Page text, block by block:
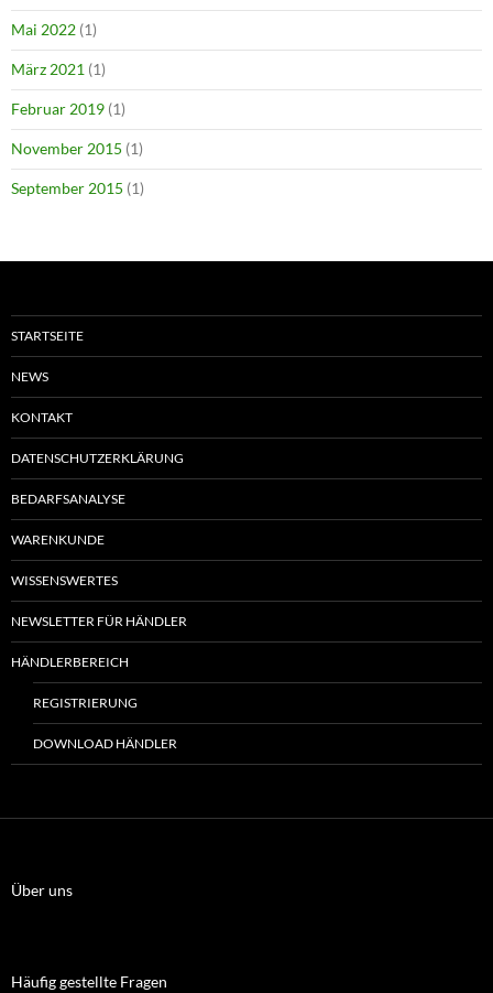
Mai 2022 (1)
März 2021 (1)
Februar 2019 (1)
November 2015 (1)
September 2015 (1)
STARTSEITE
NEWS
KONTAKT
DATENSCHUTZERKLÄRUNG
BEDARFSANALYSE
WARENKUNDE
WISSENSWERTES
NEWSLETTER FÜR HÄNDLER
HÄNDLERBEREICH
REGISTRIERUNG
DOWNLOAD HÄNDLER
Über uns
Häufig gestellte Fragen